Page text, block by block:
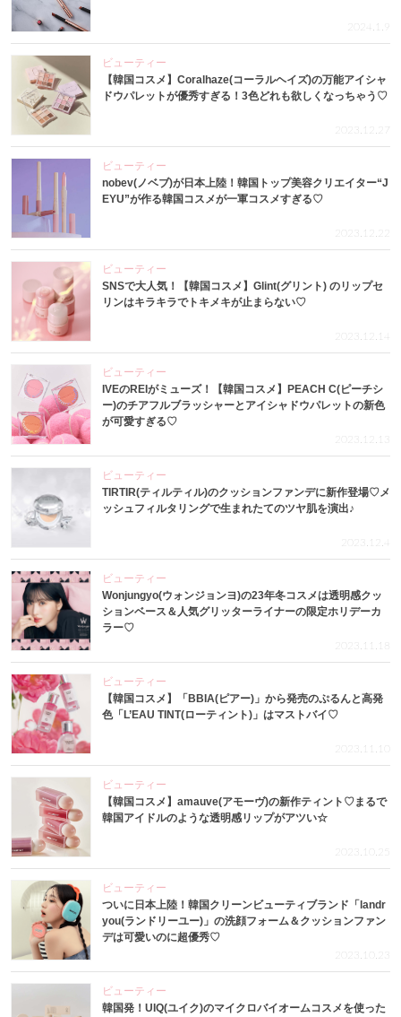
2024.1.9
ビューティー
【韓国コスメ】Coralhaze(コーラルヘイズ)の万能アイシャ
ドウパレットが優秀すぎる！3色どれも欲しくなっちゃう♡
2023.12.27
ビューティー
nobev(ノベブ)が日本上陸！韓国トップ美容クリエイター“J
EYU”が作る韓国コスメが一軍コスメすぎる♡
2023.12.22
ビューティー
SNSで大人気！【韓国コスメ】Glint(グリント) のリップセ
リンはキラキラでトキメキが止まらない♡
2023.12.14
ビューティー
IVEのREIがミューズ！【韓国コスメ】PEACH C(ピーチシ
ー)のチアフルブラッシャーとアイシャドウパレットの新色
が可愛すぎる♡
2023.12.13
ビューティー
TIRTIR(ティルティル)のクッションファンデに新作登場♡メ
ッシュフィルタリングで生まれたてのツヤ肌を演出♪
2023.12.4
ビューティー
Wonjungyo(ウォンジョンヨ)の23年冬コスメは透明感クッ
ションベース＆人気グリッターライナーの限定ホリデーカ
ラー♡
2023.11.18
ビューティー
【韓国コスメ】「BBIA(ピアー)」から発売のぷるんと高発
色「L’EAU TINT(ローティント)」はマストバイ♡
2023.11.10
ビューティー
【韓国コスメ】amauve(アモーヴ)の新作ティント♡まるで
韓国アイドルのような透明感リップがアツい☆
2023.10.25
ビューティー
ついに日本上陸！韓国クリーンビューティブランド「landr
you(ランドリーユー)」の洗顔フォーム＆クッションファン
デは可愛いのに超優秀♡
2023.10.23
ビューティー
韓国発！UIQ(ユイク)のマイクロバイオームコスメを使った